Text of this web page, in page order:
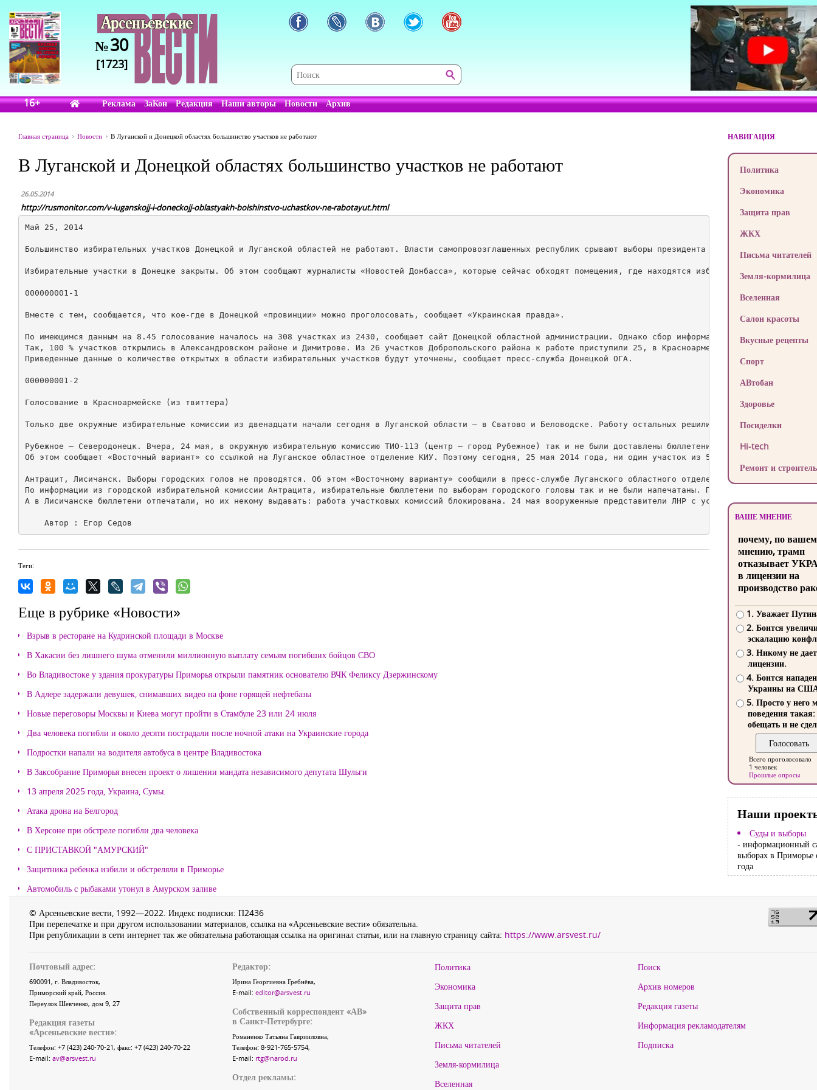
№30
[1723]
16+ Реклама ЗаКон Редакция Наши авторы Новости Архив
Главная страница Новости В Луганской и Донецкой областях большинство участков не работают
В Луганской и Донецкой областях большинство участков не работают
26.05.2014
http://rusmonitor.com/v-luganskojj-i-doneckojj-oblastyakh-bolshinstvo-uchastkov-ne-rabotayut.html
Май 25, 2014
Большинство избирательных участков Донецкой и Луганской областей не работают. Власти самопровозглашенных республик срывают выборы президента и мэров.
Избирательные участки в Донецке закрыты. Об этом сообщают журналисты «Новостей Донбасса», которые сейчас обходят помещения, где находятся избирательные
000000001-1
Вместе с тем, сообщается, что кое-где в Донецкой «провинции» можно проголосовать, сообщает «Украинская правда».
По имеющимся данным на 8.45 голосование началось на 308 участках из 2430, сообщает сайт Донецкой областной администрации. Однако сбор информации еще продолжается.
Так, 100 % участков открылись в Александровском районе и Димитрове. Из 26 участков Добропольского района к работе приступили 25, в Красноармейске из 39 – 33.
Приведенные данные о количестве открытых в области избирательных участков будут уточнены, сообщает пресс-служба Донецкой ОГА.
000000001-2
Голосование в Красноармейске (из твиттера)
Только две окружные избирательные комиссии из двенадцати начали сегодня в Луганской области — в Сватово и Беловодске. Работу остальных решили не начинать,
Рубежное — Северодонецк. Вчера, 24 мая, в окружную избирательную комиссию ТИО-113 (центр – город Рубежное) так и не были доставлены бюллетени. Соответственно, не
Об этом сообщает «Восточный вариант» со ссылкой на Луганское областное отделение КИУ. Поэтому сегодня, 25 мая 2014 года, ни один участок из 50 участков по
Антрацит, Лисичанск. Выборы городских голов не проводятся. Об этом «Восточному варианту» сообщили в пресс-службе Луганского областного отделения КИУ.
По информации из городской избирательной комиссии Антрацита, избирательные бюллетени по выборам городского головы так и не были напечатаны. Поскольку из-за
А в Лисичанске бюллетени отпечатали, но их некому выдавать: работа участковых комиссий блокирована. 24 мая вооруженные представители ЛНР с успехом изымали
Теги:
Еще в рубрике «Новости»
Взрыв в ресторане на Кудринской площади в Москве
В Хакасии без лишнего шума отменили миллионную выплату семьям погибших бойцов СВО
Во Владивостоке у здания прокуратуры Приморья открыли памятник основателю ВЧК Феликсу Дзержинскому
В Адлере задержали девушек, снимавших видео на фоне горящей нефтебазы
Новые переговоры Москвы и Киева могут пройти в Стамбуле 23 или 24 июля
Два человека погибли и около десяти пострадали после ночной атаки на Украинские города
Подростки напали на водителя автобуса в центре Владивостока
В Заксобрание Приморья внесен проект о лишении мандата независимого депутата Шульги
13 апреля 2025 года, Украина, Сумы.
Атака дрона на Белгород
В Херсоне при обстреле погибли два человека
С ПРИСТАВКОЙ "АМУРСКИЙ"
Защитника ребенка избили и обстреляли в Приморье
Автомобиль с рыбаками утонул в Амурском заливе
НАВИГАЦИЯ
Политика
Экономика
Защита прав
ЖКХ
Письма читателей
Земля-кормилица
Вселенная
Салон красоты
Вкусные рецепты
Спорт
АВтобан
Здоровье
Посиделки
Hi-tech
Ремонт и
ВАШЕ МНЕНИЕ
почему, по
мнению, трамп
отказывает
в лицензии на
производство
1. Уважает
2. Боится
эскалацию
3. Никому не
лицензии.
4. Боится
Украины на
5. Просто у него
поведения такая:
обещать и не
Всего проголосовало
1 человек
Прошлые опросы
Наши
Суды и выборы
- информационный
выборах в Приморье
года
© Арсеньевские вести, 1992—2022. Индекс подписки: П2436
При перепечатке и при другом использовании материалов, ссылка на «Арсеньевские вести» обязательна.
При републикации в сети интернет так же обязательна работающая ссылка на оригинал статьи, или на главную страницу сайта: https://www.arsvest.ru/
Почтовый адрес:
690091, г. Владивосток,
Приморский край, Россия.
Переулок Шевченко, дом 9, 27
Редакция газеты
«Арсеньевские вести»:
Телефон: +7 (423) 240-70-21, факс: +7 (423) 240-70-22
E-mail: av@arsvest.ru
Редактор:
Ирина Георгиевна Гребнёва,
E-mail: editor@arsvest.ru
Собственный корреспондент «АВ»
в Санкт-Петербурге:
Романенко Татьяна Гаврииловна,
Телефон: 8-921-765-5754,
E-mail: rtg@narod.ru
Отдел рекламы:
Политика
Экономика
Защита прав
ЖКХ
Письма читателей
Земля-кормилица
Вселенная
Поиск
Архив номеров
Редакция газеты
Информация рекламодателям
Подписка